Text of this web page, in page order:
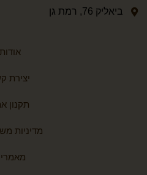
ביאליק 76, רמת גן
אודות
יצירת
תקנון
מדיניות